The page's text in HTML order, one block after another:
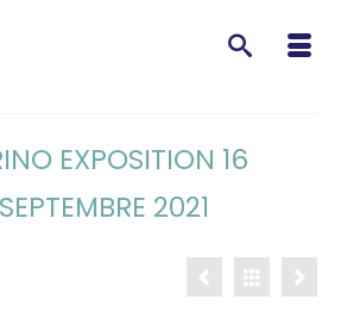
EXPOSITION 16
2021